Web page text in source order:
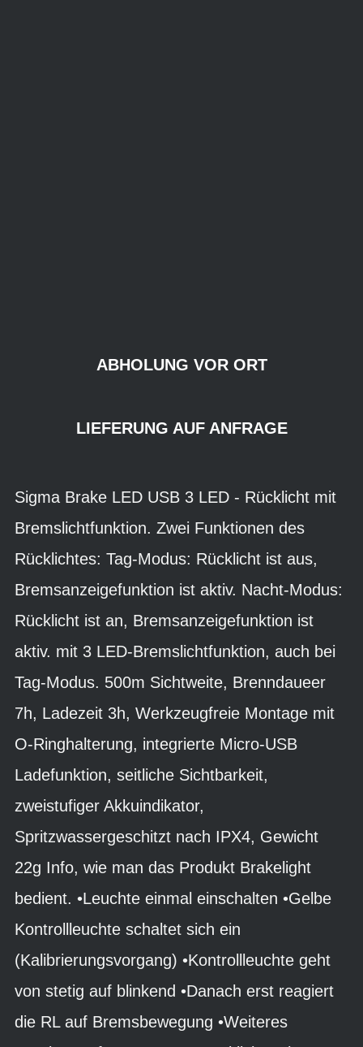
ABHOLUNG VOR ORT
LIEFERUNG AUF ANFRAGE
Sigma Brake LED USB 3 LED - Rücklicht mit
Bremslichtfunktion. Zwei Funktionen des
Rücklichtes: Tag-Modus: Rücklicht ist aus,
Bremsanzeigefunktion ist aktiv. Nacht-Modus:
Rücklicht ist an, Bremsanzeigefunktion ist
aktiv. mit 3 LED-Bremslichtfunktion, auch bei
Tag-Modus. 500m Sichtweite, Brenndaueer
7h, Ladezeit 3h, Werkzeugfreie Montage mit
O-Ringhalterung, integrierte Micro-USB
Ladefunktion, seitliche Sichtbarkeit,
zweistufiger Akkuindikator,
Spritzwassergeschitzt nach IPX4, Gewicht
22g Info, wie man das Produkt Brakelight
bedient. •Leuchte einmal einschalten •Gelbe
Kontrollleuchte schaltet sich ein
(Kalibrierungsvorgang) •Kontrollleuchte geht
von stetig auf blinkend •Danach erst reagiert
die RL auf Bremsbewegung •Weiteres